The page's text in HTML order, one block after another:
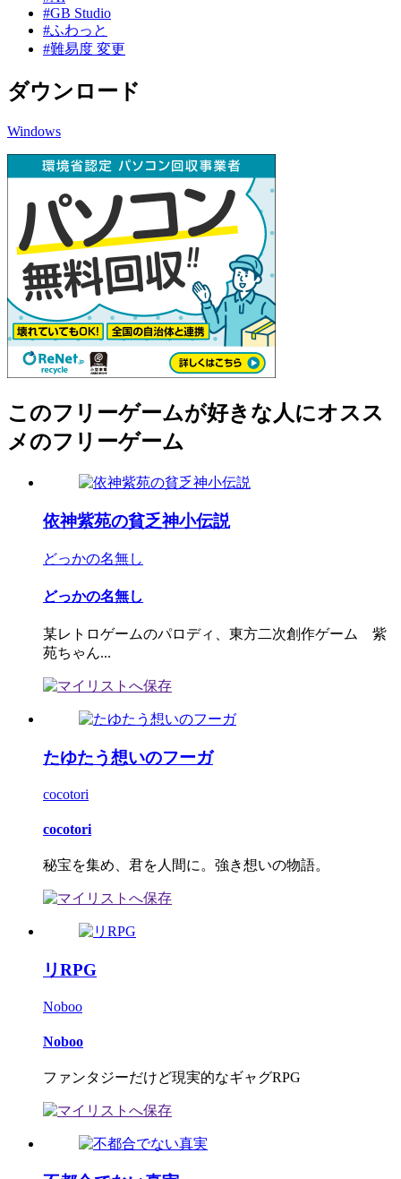
#GB Studio
#ふわっと
#難易度 変更
ダウンロード
Windows
このフリーゲームが好きな人にオスス
メのフリーゲーム
依神紫苑の貧乏神小伝説
どっかの名無し
どっかの名無し
某レトロゲームのパロディ、東方二次創作ゲーム 紫
苑ちゃん...
たゆたう想いのフーガ
cocotori
cocotori
秘宝を集め、君を人間に。強き想いの物語。
リRPG
Noboo
Noboo
ファンタジーだけど現実的なギャグRPG